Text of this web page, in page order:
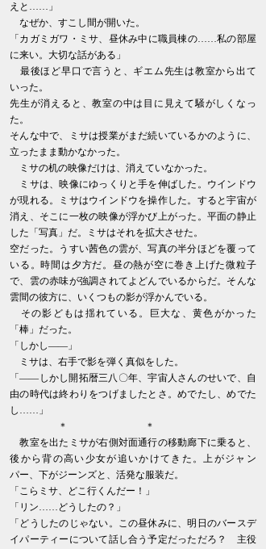
えと……」
なぜか、すこし間が開いた。
「カガミガワ・ミサ、昼休み中に職員棟の……私の部屋
に来い。大切な話がある」
最後ほど早口で言うと、ギエム先生は教室から出て
いった。
先生が消えると、教室の中は目に見えて騒がしくなっ
た。
そんな中で、ミサは授業がまだ続いているかのように、
立ったまま動かなかった。
ミサの机の映像だけは、消えていなかった。
ミサは、映像にゆっくりと手を伸ばした。ウインドウ
が現れる。ミサはウインドウを操作した。すると宇宙が
消え、そこに一枚の映像が浮かび上がった。平面の静止
した「写真」だ。ミサはそれを拡大させた。
空だった。うすい茜色の雲が、写真の半分ほどを覆って
いる。時間は夕方だ。昼の熱が空に巻き上げた微粒子
で、雲の赤味が強調されてよどんでいるからだ。そんな
雲間の彼方に、いくつもの影が浮かんでいる。
その影どもは揺れている。巨大な、黄色がかった
「棒」だった。
「しかし――」
ミサは、右手で影を弾く真似をした。
「――しかし開拓暦三八〇年、宇宙人さんのせいで、自
由の時代は終わりをつげましたとさ。めでたし、めでた
し……」
＊ ＊
教室を出たミサが右側対面通行の移動廊下に乗ると、
後から背の高い少女が追いかけてきた。上がジャン
パー、下がジーンズと、活発な服装だ。
「こらミサ、どこ行くんだー！」
「リン……どうしたの？」
「どうしたのじゃない。この昼休みに、明日のバースデ
イパーティーについて話し合う予定だっただろ？ 主役